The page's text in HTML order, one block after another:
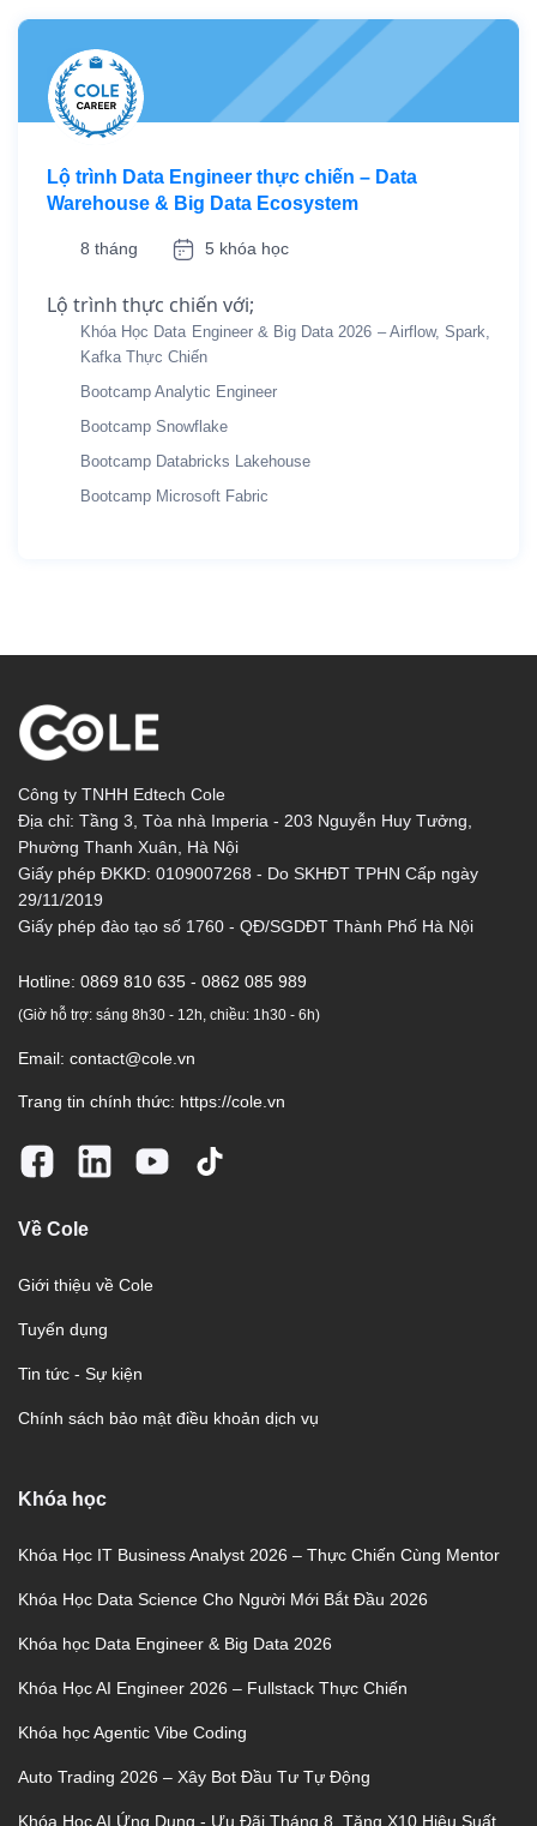
Lộ trình Data Engineer thực chiến – Data
Warehouse & Big Data Ecosystem
8 tháng 5 khóa học
Lộ trình thực chiến với;
Khóa Học Data Engineer & Big Data 2026 – Airflow, Spark,
Kafka Thực Chiến
Bootcamp Analytic Engineer
Bootcamp Snowflake
Bootcamp Databricks Lakehouse
Bootcamp Microsoft Fabric
Công ty TNHH Edtech Cole
Địa chỉ: Tầng 3, Tòa nhà Imperia - 203 Nguyễn Huy Tưởng,
Phường Thanh Xuân, Hà Nội
Giấy phép ĐKKD: 0109007268 - Do SKHĐT TPHN Cấp ngày
29/11/2019
Giấy phép đào tạo số 1760 - QĐ/SGDĐT Thành Phố Hà Nội
Hotline: 0869 810 635 - 0862 085 989
(Giờ hỗ trợ: sáng 8h30 - 12h, chiều: 1h30 - 6h)
Email: contact@cole.vn
Trang tin chính thức: https://cole.vn
Về Cole
Giới thiệu về Cole
Tuyển dụng
Tin tức - Sự kiện
Chính sách bảo mật điều khoản dịch vụ
Khóa học
Khóa Học IT Business Analyst 2026 – Thực Chiến Cùng Mentor
Khóa Học Data Science Cho Người Mới Bắt Đầu 2026
Khóa học Data Engineer & Big Data 2026
Khóa Học AI Engineer 2026 – Fullstack Thực Chiến
Khóa học Agentic Vibe Coding
Auto Trading 2026 – Xây Bot Đầu Tư Tự Động
Khóa Học AI Ứng Dụng - Ưu Đãi Tháng 8, Tăng X10 Hiệu Suất